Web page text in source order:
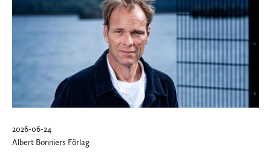
2026-06-24
Albert Bonniers Förlag